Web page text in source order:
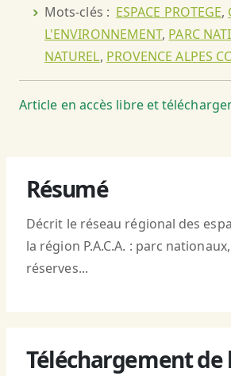
Mots-clés : ESPACE PROTEGE,
L'ENVIRONNEMENT, PARC
NATUREL, PROVENCE ALPES
Article en accès libre et
Résumé
Décrit le réseau régional des
la région P.A.C.A. : parc
réserves...
Téléchargement